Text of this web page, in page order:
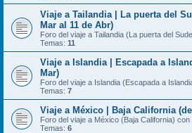
Viaje a Tailandia | La puerta del
Mar al 11 de Abr)
Foro del viaje a Tailandia (La puerta del
Temas: 11
Viaje a Islandia | Escapada a
Mar)
Foro del viaje a Islandia (Escapada a
Temas: 7
Viaje a México | Baja California
Foro del viaje a México (Baja California)
Temas: 6